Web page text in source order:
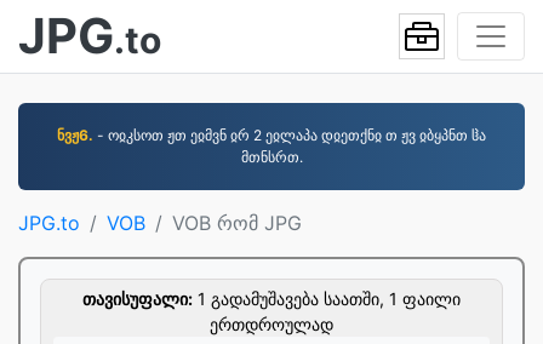
JPG.to
ნვჟ6. - ოჲკსოთ ჟთ ეჲმვნ ჲრ 2 ეჲლაპა დჲეთქნჲ თ ჟვ ჲბყპნთ ჱა
მთნსრთ.
JPG.to VOB VOB რომ JPG
თავისუფალი: 1 გადამუშავება საათში, 1 ფაილი
ერთდროულად